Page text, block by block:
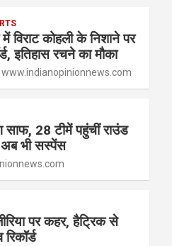
विराट कोहली के निशाने पर
इतिहास रचने का मौका
www.indianopinionnews.com
28 टीमें पहुंचीं राउंड
भी सस्पेंस
पर कहर, हैट्रिक से